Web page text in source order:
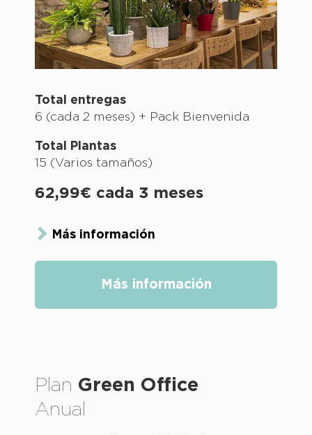
Total entregas
6 (cada 2 meses) + Pack Bienvenida
Total Plantas
15 (Varios tamaños)
62,99€ cada 3 meses
Más información
Más información
Plan Green Office
Anual